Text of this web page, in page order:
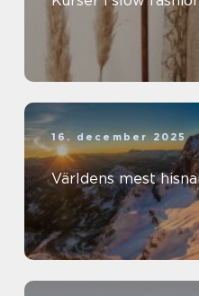
16. december 2025
Världens mest